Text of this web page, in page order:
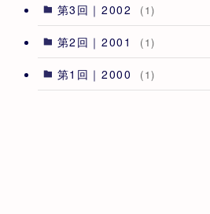
第3回｜2002 (1)
第2回｜2001 (1)
第1回｜2000 (1)